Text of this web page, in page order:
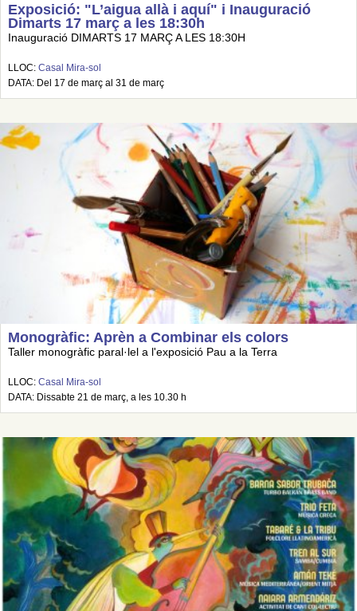
Exposició: "L’aigua allà i aquí" i Inauguració
Dimarts 17 març a les 18:30h
Inauguració DIMARTS 17 MARÇ A LES 18:30H
LLOC: Casal Mira-sol
DATA: Del 17 de març al 31 de març
Monogràfic: Aprèn a Combinar els colors
Taller monogràfic paral·lel a l'exposició Pau a la Terra
LLOC: Casal Mira-sol
DATA: Dissabte 21 de març, a les 10.30 h